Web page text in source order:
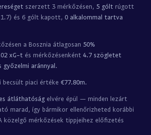
szerzett 3 mérkőzésen, 5 gólt rúgott
és 6 gólt kapott, 0 alkalommal tartva
a Bosznia átlagosan 50%
xG-t és mérkőzésenként 4.7 szögletet
győzelmi aránnyal.
becsült piaci értéke €77.80m.
átláthatóság elvére épül — minden lezárt
marad, így bármikor ellenőrizheted korábbi
közelgő mérkőzések tippjeihez előfizetés